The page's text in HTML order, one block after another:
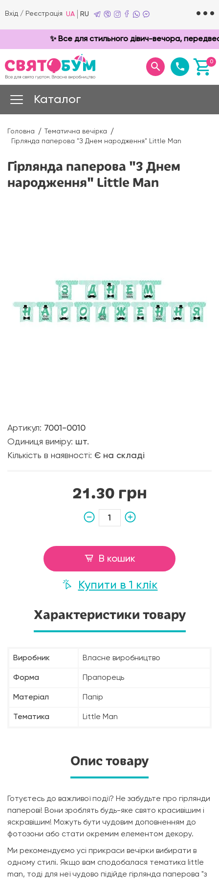
Вхід / Реєстрація UA RU
✨ Все для стильного дівич-вечора,
0
Каталог
Головна
Тематична вечірка
Гірлянда паперова "З Днем народження" Little Man
Гірлянда паперова "З Днем
народження" Little Man
Артикул: 7001-0010
Одиниця виміру: шт.
Кількість в наявності: Є на складі
21.30 грн
В кошик
Купити в 1 клік
Характеристики товару
Виробник Власне виробництво
Форма Прапорець
Матеріал Папір
Тематика Little Man
Опис товару
Готуєтесь до важливої події? Не забудьте про гірлянди
паперові! Вони зроблять будь-яке свято красивішим і
яскравішим! Можуть бути чудовим доповненням до
фотозони або стати окремим елементом декору.
Ми рекомендуємо усі прикраси вечірки вибирати в
одному стилі. Якщо вам сподобалася тематика little
man, тоді для неї чудово підійде гірлянда паперова "з